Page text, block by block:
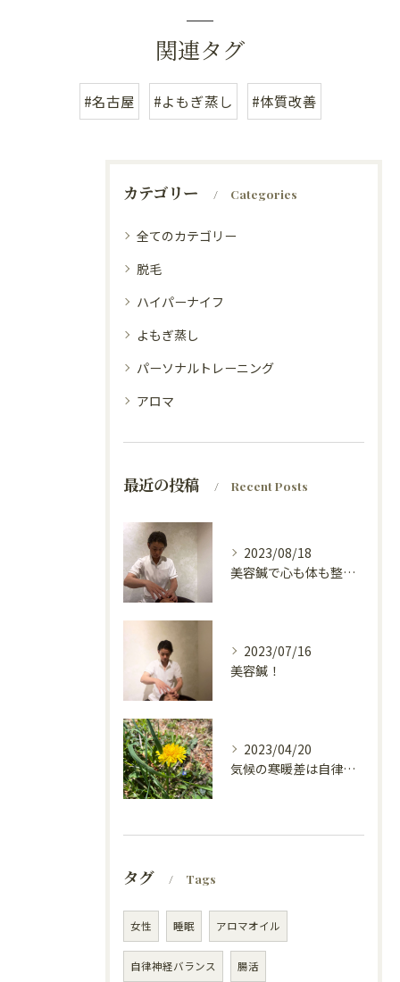
関連タグ
#名古屋 #よもぎ蒸し #体質改善
カテゴリー Categories
全てのカテゴリー
脱毛
ハイパーナイフ
よもぎ蒸し
パーソナルトレーニング
アロマ
最近の投稿 Recent Posts
2023/08/18
美容鍼で心も体も整えて！
2023/07/16
美容鍼！
2023/04/20
気候の寒暖差は自律神経が乱れるの？
タグ Tags
女性 睡眠 アロマオイル
自律神経バランス 腸活